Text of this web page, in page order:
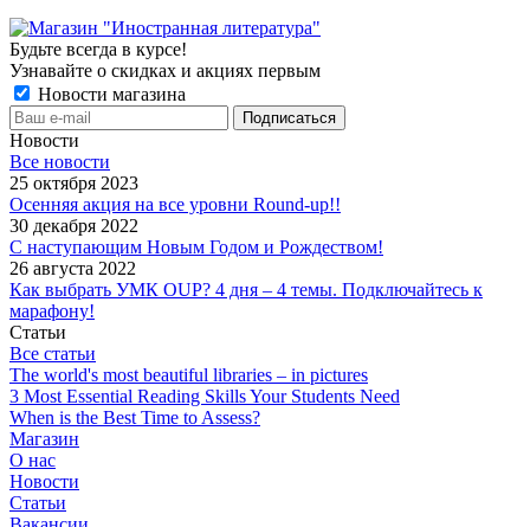
Будьте всегда в курсе!
Узнавайте о скидках и акциях первым
Новости магазина
Новости
Все новости
25 октября 2023
Осенняя акция на все уровни Round-up!!
30 декабря 2022
С наступающим Новым Годом и Рождеством!
26 августа 2022
Как выбрать УМК OUP? 4 дня – 4 темы. Подключайтесь к
марафону!
Статьи
Все статьи
The world's most beautiful libraries – in pictures
3 Most Essential Reading Skills Your Students Need
When is the Best Time to Assess?
Магазин
О нас
Новости
Статьи